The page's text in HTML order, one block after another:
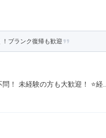
ブランク復帰も歓迎
！ 未経験の方も大歓迎！ ⭐経...